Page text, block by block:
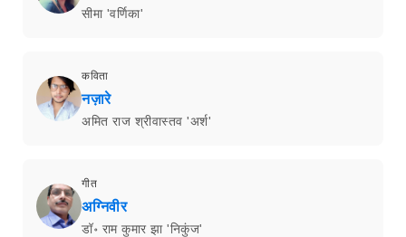
सीमा 'वर्णिका'
कविता
नज़ारे
अमित राज श्रीवास्तव 'अर्श'
गीत
अग्निवीर
डॉ॰ राम कुमार झा 'निकुंज'